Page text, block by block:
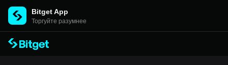
Bitget App
Торгуйте разумнее